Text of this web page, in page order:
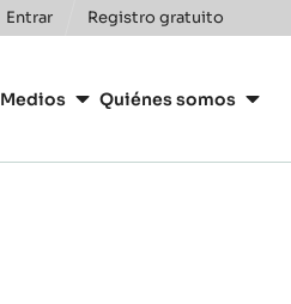
Entrar Registro gratuito
Medios Quiénes somos